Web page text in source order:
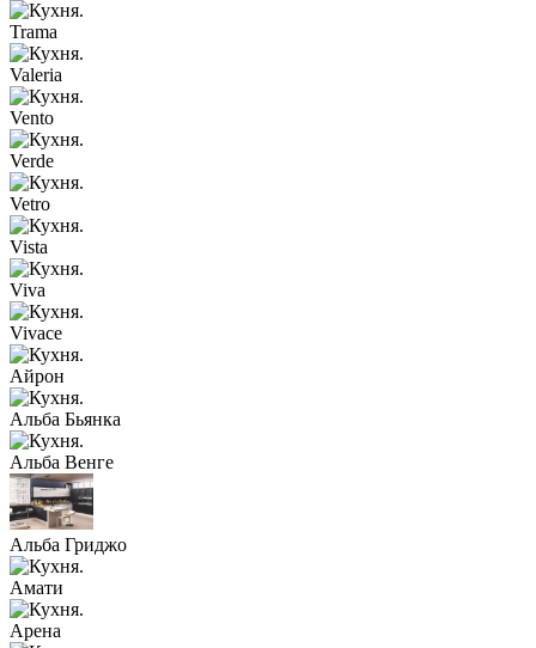
Trama
Valeria
Vento
Verde
Vetro
Vista
Viva
Vivace
Айрон
Альба Бьянка
Альба Венге
Альба Гриджо
Амати
Арена